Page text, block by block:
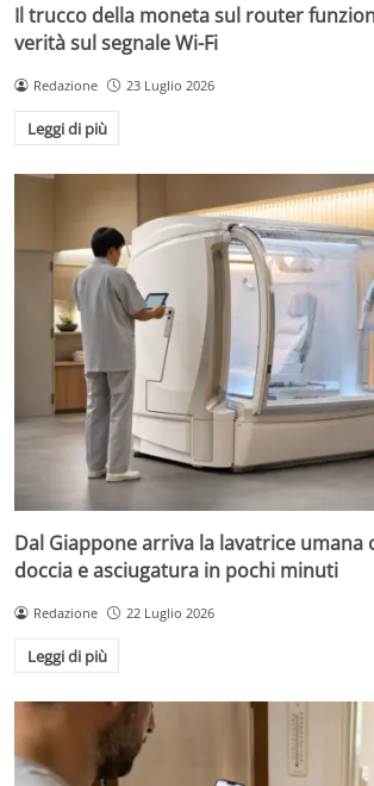
Il trucco della moneta sul router
verità sul segnale Wi-Fi
Redazione 23 Luglio 2026
Leggi di più
Dal Giappone arriva la lavatrice umana
doccia e asciugatura in pochi minuti
Redazione 22 Luglio 2026
Leggi di più